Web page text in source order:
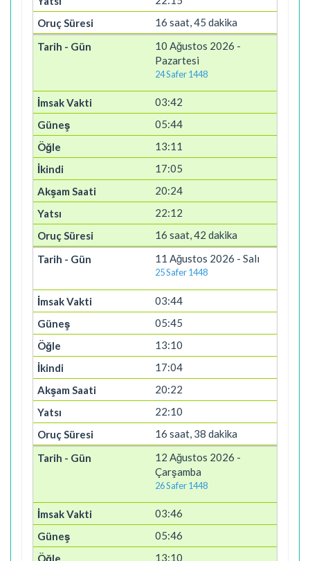
16 saat, 45 dakika
10 Ağustos 2026 -
Pazartesi
24 Safer 1448
03:42
05:44
13:11
17:05
20:24
22:12
16 saat, 42 dakika
11 Ağustos 2026 - Salı
25 Safer 1448
03:44
05:45
13:10
17:04
20:22
22:10
16 saat, 38 dakika
12 Ağustos 2026 -
Çarşamba
26 Safer 1448
03:46
05:46
13:10